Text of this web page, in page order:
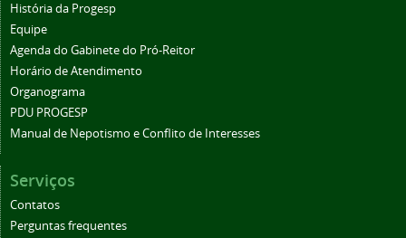
História da Progesp
Equipe
Agenda do Gabinete do Pró-Reitor
Horário de Atendimento
Organograma
PDU PROGESP
Manual de Nepotismo e Conflito de Interesses
Serviços
Contatos
Perguntas frequentes